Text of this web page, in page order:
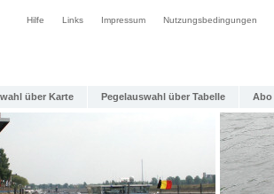
Hilfe Links Impressum Nutzungsbedingungen
über Karte Pegelauswahl über Tabelle Abo